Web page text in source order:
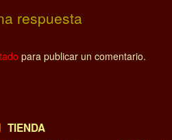
respuesta
para publicar un comentario.
TIENDA